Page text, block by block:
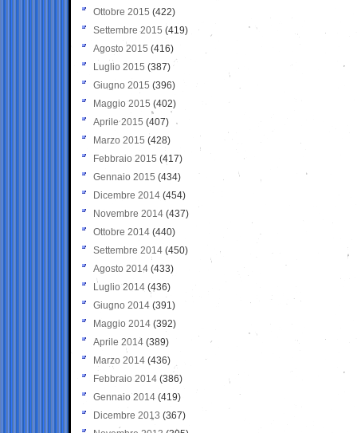
Ottobre 2015 (422)
Settembre 2015 (419)
Agosto 2015 (416)
Luglio 2015 (387)
Giugno 2015 (396)
Maggio 2015 (402)
Aprile 2015 (407)
Marzo 2015 (428)
Febbraio 2015 (417)
Gennaio 2015 (434)
Dicembre 2014 (454)
Novembre 2014 (437)
Ottobre 2014 (440)
Settembre 2014 (450)
Agosto 2014 (433)
Luglio 2014 (436)
Giugno 2014 (391)
Maggio 2014 (392)
Aprile 2014 (389)
Marzo 2014 (436)
Febbraio 2014 (386)
Gennaio 2014 (419)
Dicembre 2013 (367)